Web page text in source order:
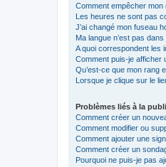
Comment empêcher mon
Les heures ne sont pas
J’ai changé mon fuseau
Ma langue n’est pas dans
A quoi correspondent les
Comment puis-je afficher
Qu’est-ce que mon rang
Lorsque je clique sur le
Problèmes liés à la
Comment créer un
Comment modifier ou
Comment ajouter une
Comment créer un
Pourquoi ne puis-je pas